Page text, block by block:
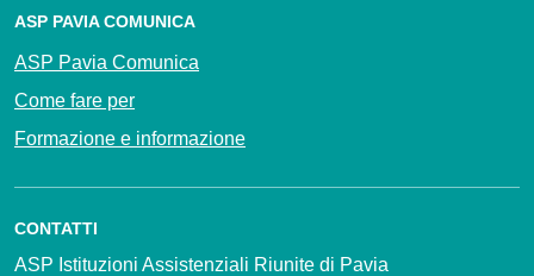
ASP PAVIA COMUNICA
ASP Pavia Comunica
Come fare per
Formazione e informazione
CONTATTI
ASP Istituzioni Assistenziali Riunite di Pavia